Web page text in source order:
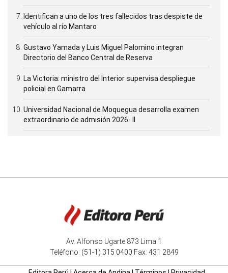
Identifican a uno de los tres fallecidos tras despiste de
vehículo al río Mantaro
Gustavo Yamada y Luis Miguel Palomino integran
Directorio del Banco Central de Reserva
La Victoria: ministro del Interior supervisa despliegue
policial en Gamarra
Universidad Nacional de Moquegua desarrolla examen
extraordinario de admisión 2026- II
Av. Alfonso Ugarte 873 Lima 1
Teléfono: (51-1) 315 0400 Fax: 431 2849